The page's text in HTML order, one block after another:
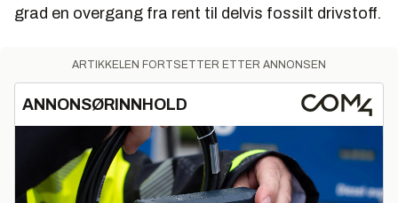
grad en overgang fra rent til delvis fossilt drivstoff.
ARTIKKELEN FORTSETTER ETTER ANNONSEN
ANNONSØRINNHOLD